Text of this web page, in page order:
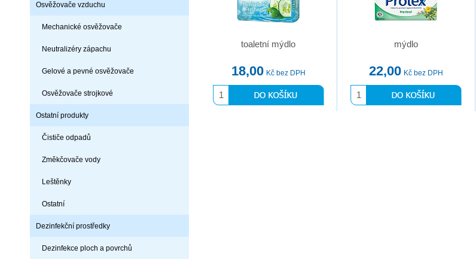
Osvěžovače vzduchu
Mechanické osvěžovače
Neutralizéry zápachu
Gelové a pevné osvěžovače
Osvěžovače strojkové
Ostatní produkty
Čističe odpadů
Změkčovače vody
Leštěnky
Ostatní
Dezinfekční prostředky
Dezinfekce ploch a povrchů
toaletní mýdlo
18,00 Kč bez DPH
mýdlo
22,00 Kč bez DPH